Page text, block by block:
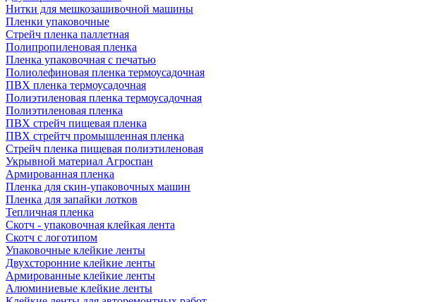
Нитки для мешкозашивочной машины
Пленки упаковочные
Стрейч пленка паллетная
Полипропиленовая пленка
Пленка упаковочная с печатью
Полиолефиновая пленка термоусадочная
ПВХ пленка термоусадочная
Полиэтиленовая пленка термоусадочная
Полиэтиленовая пленка
ПВХ стрейч пищевая пленка
ПВХ стрейтч промышленная пленка
Стрейч пленка пищевая полиэтиленовая
Укрывной материал Агроспан
Армированная пленка
Пленка для скин-упаковочных машин
Пленка для запайки лотков
Тепличная пленка
Скотч - упаковочная клейкая лента
Скотч с логотипом
Упаковочные клейкие ленты
Двухсторонние клейкие ленты
Армированные клейкие ленты
Алюминиевые клейкие ленты